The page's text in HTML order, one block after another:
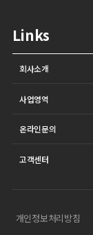
Links
회사소개
사업영역
온라인문의
고객센터
개인정보처리방침